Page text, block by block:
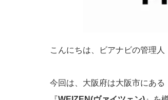
こんにちは、ビアナビの管理人
今回は、大阪府は大阪市にあ